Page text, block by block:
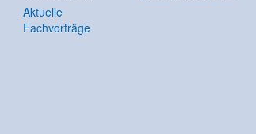
Aktuelle
Fachvorträge